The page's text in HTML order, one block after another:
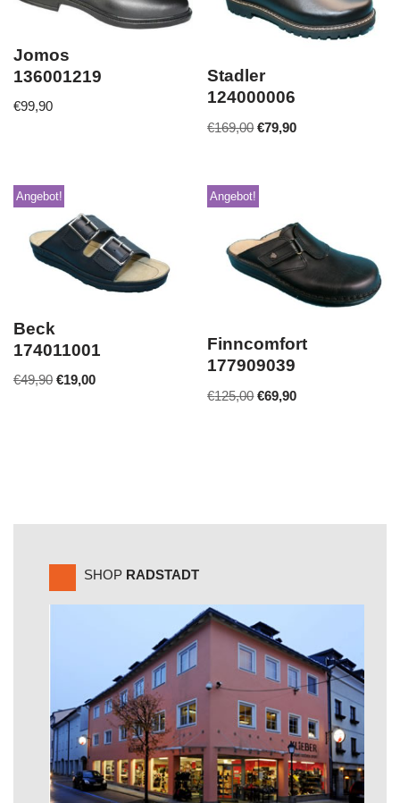
Jomos
136001219
€99,90
Stadler
124000006
€169,00 €79,90
Angebot!
Beck
174011001
€49,90 €19,00
Angebot!
Finncomfort
177909039
€125,00 €69,90
SHOP RADSTADT